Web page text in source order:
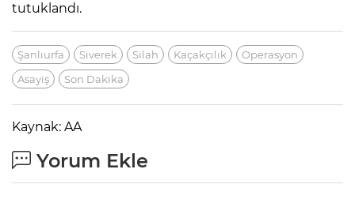
tutuklandı.
Şanlıurfa Siverek Silah Kaçakçılık
Operasyon
Asayiş
Son Dakika
Kaynak: AA
Yorum Ekle